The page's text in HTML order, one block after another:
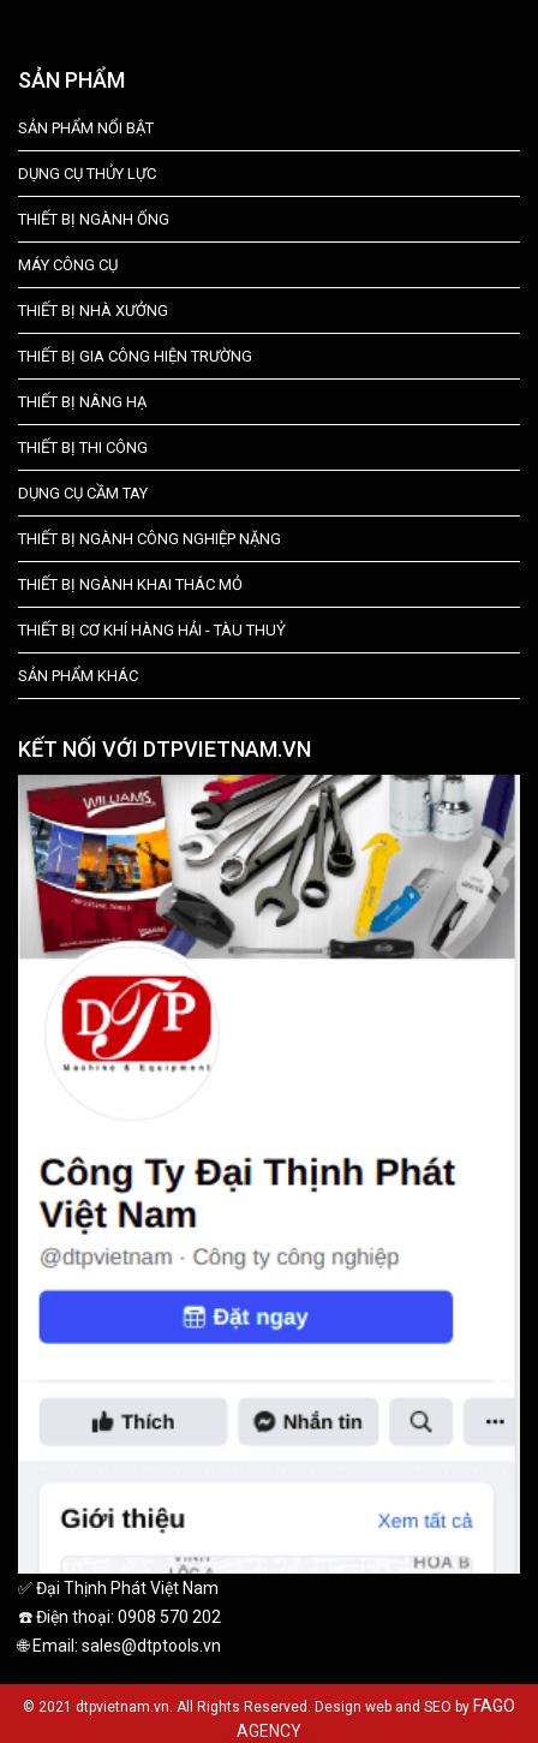
SẢN PHẨM
SẢN PHẨM NỔI BẬT
DỤNG CỤ THỦY LỰC
THIẾT BỊ NGÀNH ỐNG
MÁY CÔNG CỤ
THIẾT BỊ NHÀ XƯỞNG
THIẾT BỊ GIA CÔNG HIỆN TRƯỜNG
THIẾT BỊ NÂNG HẠ
THIẾT BỊ THI CÔNG
DỤNG CỤ CẦM TAY
THIẾT BỊ NGÀNH CÔNG NGHIỆP NẶNG
THIẾT BỊ NGÀNH KHAI THÁC MỎ
THIẾT BỊ CƠ KHÍ HÀNG HẢI - TÀU THUỶ
SẢN PHẨM KHÁC
KẾT NỐI VỚI DTPVIETNAM.VN
✅ Đại Thịnh Phát Việt Nam
☎️ Điện thoại: 0908 570 202
🌐 Email: sales@dtptools.vn
© 2021 dtpvietnam.vn. All Rights Reserved. Design web and SEO by FAGO
AGENCY